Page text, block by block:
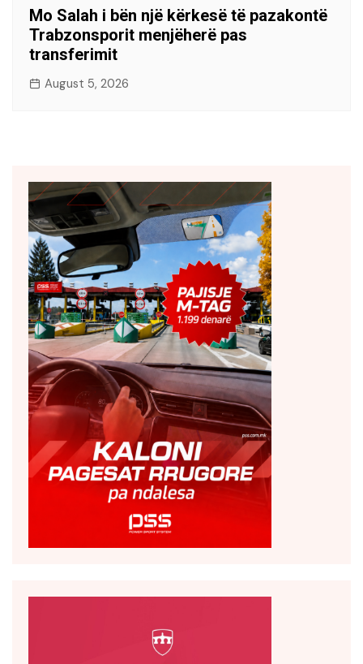
Mo Salah i bën një kërkesë të pazakontë
Trabzonsporit menjëherë pas
transferimit
August 5, 2026